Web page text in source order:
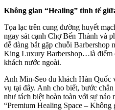
Không gian “Healing” tinh tế
Tọa lạc trên cung đường huyết
ngay sát cạnh Chợ Bến Thành và
dễ dàng bắt gặp chuỗi Barbershop
King Luxury Barbershop…là điểm
khách nước ngoài.
Anh Min-Seo du khách Hàn Quốc
vụ tại đây. Anh cho biết, bước
như tách biệt hoàn toàn với sự náo
“Premium Healing Space – Không